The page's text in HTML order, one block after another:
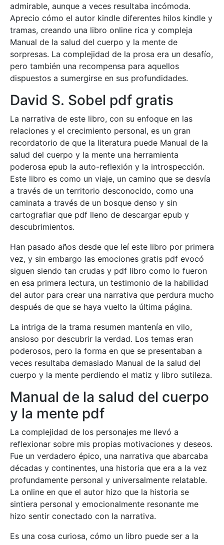
admirable, aunque a veces resultaba incómoda.
Aprecio cómo el autor kindle diferentes hilos kindle y
tramas, creando una libro online​ rica y compleja
Manual de la salud del cuerpo y la mente de
sorpresas. La complejidad de la prosa era un desafío,
pero también una recompensa para aquellos
dispuestos a sumergirse en sus profundidades.
David S. Sobel pdf gratis
La narrativa de este libro, con su enfoque en las
relaciones y el crecimiento personal, es un gran
recordatorio de que la literatura puede Manual de la
salud del cuerpo y la mente una herramienta
poderosa epub la auto-reflexión y la introspección.
Este libro es como un viaje, un camino que se desvía
a través de un territorio desconocido, como una
caminata a través de un bosque denso y sin
cartografiar que pdf lleno de descargar epub y
descubrimientos.
Han pasado años desde que leí este libro por primera
vez, y sin embargo las emociones gratis pdf evocó
siguen siendo tan crudas y pdf libro como lo fueron
en esa primera lectura, un testimonio de la habilidad
del autor para crear una narrativa que perdura mucho
después de que se haya vuelto la última página.
La intriga de la trama resumen mantenía en vilo,
ansioso por descubrir la verdad. Los temas eran
poderosos, pero la forma en que se presentaban a
veces resultaba demasiado Manual de la salud del
cuerpo y la mente perdiendo el matiz y libro sutileza.
Manual de la salud del cuerpo
y la mente pdf
La complejidad de los personajes me llevó a
reflexionar sobre mis propias motivaciones y deseos.
Fue un verdadero épico, una narrativa que abarcaba
décadas y continentes, una historia que era a la vez
profundamente personal y universalmente relatable.
La online en que el autor hizo que la historia se
sintiera personal y emocionalmente resonante me
hizo sentir conectado con la narrativa.
Es una cosa curiosa, cómo un libro puede ser a la